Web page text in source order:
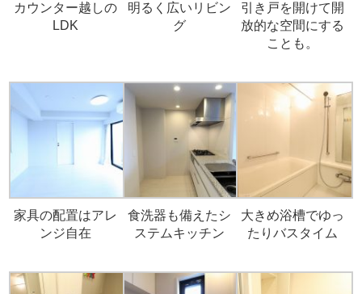
カウンター越しの
LDK
明るく広いリビン
グ
引き戸を開けて開
放的な空間にする
ことも。
家具の配置はアレ
ンジ自在
食洗器も備えたシ
ステムキッチン
大きめ浴槽でゆっ
たりバスタイム